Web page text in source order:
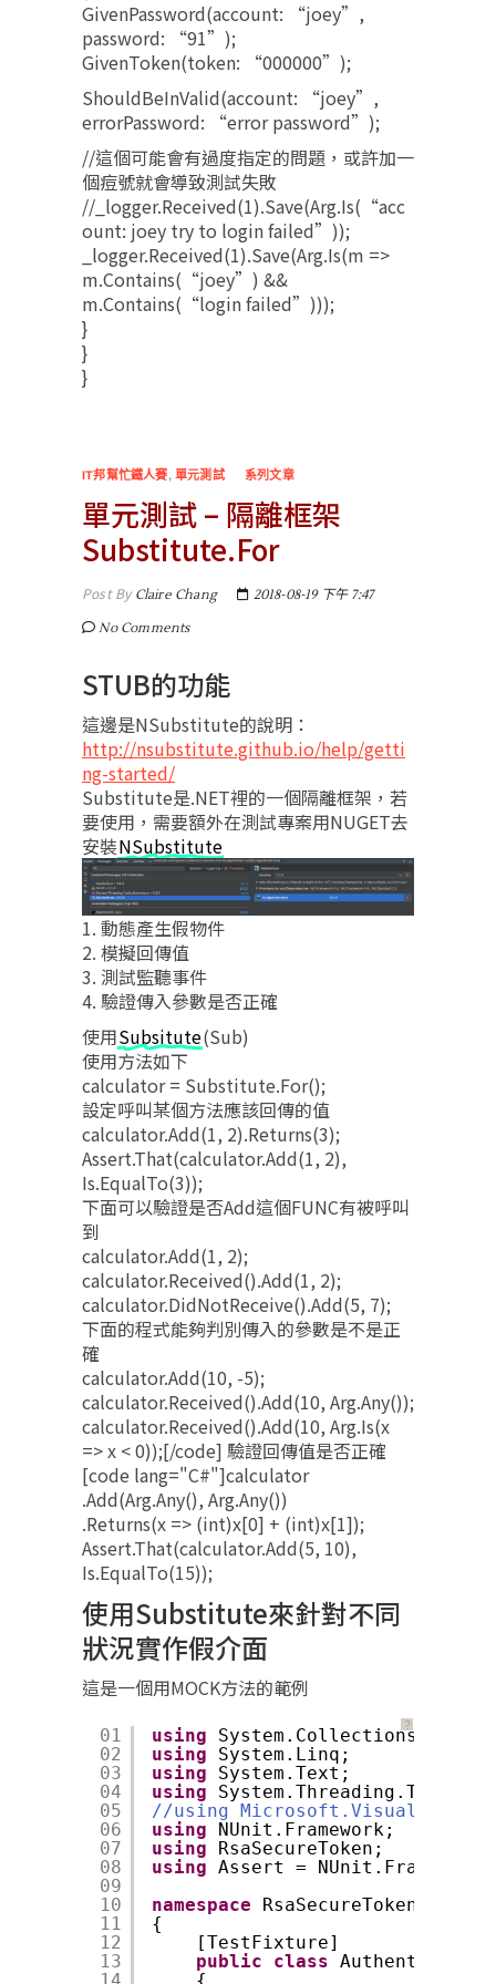
GivenPassword(account: “joey”,
password: “91”);
GivenToken(token: “000000”);
ShouldBeInValid(account: “joey”,
errorPassword: “error password”);
//這個可能會有過度指定的問題，或許加一
個痘號就會導致測試失敗
//_logger.Received(1).Save(Arg.Is(“acc
ount: joey try to login failed”));
_logger.Received(1).Save(Arg.Is(m =>
m.Contains(“joey”) &&
m.Contains(“login failed”)));
}
}
}
IT邦幫忙鐵人賽,單元測試 系列文章
單元測試 – 隔離框架
Substitute.For
Post ByClaire Chang
2018-08-19 下午 7:47
No Comments
STUB的功能
這邊是NSubstitute的說明：
http://nsubstitute.github.io/help/getti
ng-started/
Substitute是.NET裡的一個隔離框架，若
要使用，需要額外在測試專案用NUGET去
安裝NSubstitute
1. 動態產生假物件
2. 模擬回傳值
3. 測試監聽事件
4. 驗證傳入參數是否正確
使用Subsitute(Sub)
使用方法如下
calculator = Substitute.For();
設定呼叫某個方法應該回傳的值
calculator.Add(1, 2).Returns(3);
Assert.That(calculator.Add(1, 2),
Is.EqualTo(3));
下面可以驗證是否Add這個FUNC有被呼叫
到
calculator.Add(1, 2);
calculator.Received().Add(1, 2);
calculator.DidNotReceive().Add(5, 7);
下面的程式能夠判別傳入的參數是不是正
確
calculator.Add(10, -5);
calculator.Received().Add(10, Arg.Any());
calculator.Received().Add(10, Arg.Is(x
=> x < 0));[/code] 驗證回傳值是否正確
[code lang="C#"]calculator
.Add(Arg.Any(), Arg.Any())
.Returns(x => (int)x[0] + (int)x[1]);
Assert.That(calculator.Add(5, 10),
Is.EqualTo(15));
使用Substitute來針對不同
狀況實作假介面
這是一個用MOCK方法的範例
？
01
02
03
04
05
06
07
08
09
10
11
12
13
using
using
System.Linq;
using
System.Text;
using
System.Threading.Tasks;
//using
using
NUnit.Framework;
using
RsaSecureToken;
using Assert =
namespace
RsaSecureToken.Tests
{
[TestFixture]
public
class